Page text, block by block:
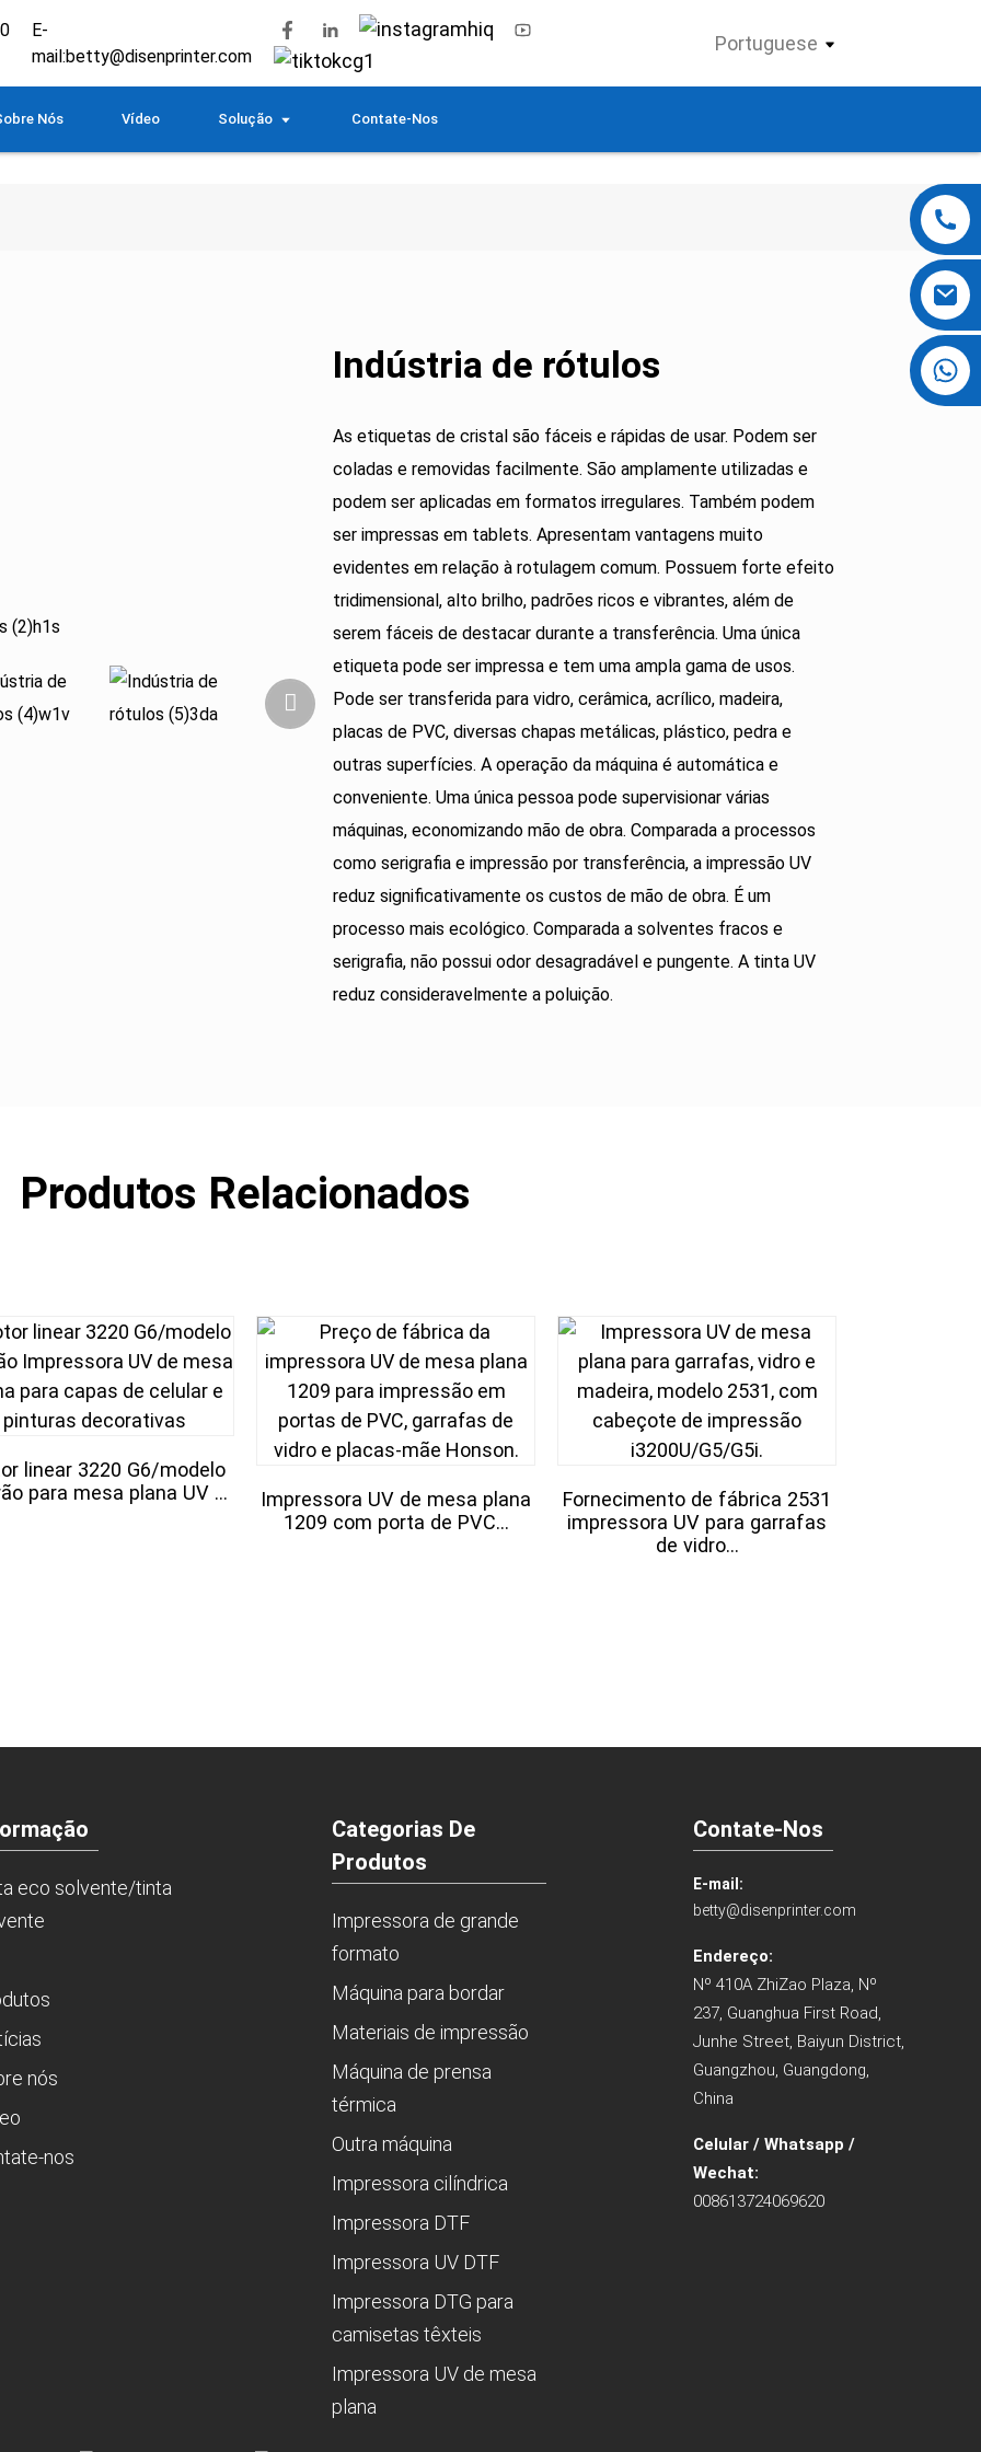
E-
mail:betty@disenprinter.com
Portuguese
Nós Vídeo Solução Contate-Nos
Indústria de rótulos
As etiquetas de cristal são fáceis e rápidas de usar. Podem ser
coladas e removidas facilmente. São amplamente utilizadas e
podem ser aplicadas em formatos irregulares. Também podem
ser impressas em tablets. Apresentam vantagens muito
evidentes em relação à rotulagem comum. Possuem forte efeito
tridimensional, alto brilho, padrões ricos e vibrantes, além de
serem fáceis de destacar durante a transferência. Uma única
etiqueta pode ser impressa e tem uma ampla gama de usos.
Pode ser transferida para vidro, cerâmica, acrílico, madeira,
placas de PVC, diversas chapas metálicas, plástico, pedra e
outras superfícies. A operação da máquina é automática e
conveniente. Uma única pessoa pode supervisionar várias
máquinas, economizando mão de obra. Comparada a processos
como serigrafia e impressão por transferência, a impressão UV
reduz significativamente os custos de mão de obra. É um
processo mais ecológico. Comparada a solventes fracos e
serigrafia, não possui odor desagradável e pungente. A tinta UV
reduz consideravelmente a poluição.
Produtos Relacionados
linear 3220 G6/modelo
para mesa plana UV ...
Impressora UV de mesa plana
1209 com porta de PVC...
Fornecimento de fábrica 2531
impressora UV para garrafas
de vidro...
eco solvente/tinta
nós
nos
Categorias De
Produtos
Impressora de grande
formato
Máquina para bordar
Materiais de impressão
Máquina de prensa
térmica
Outra máquina
Impressora cilíndrica
Impressora DTF
Impressora UV DTF
Impressora DTG para
camisetas têxteis
Impressora UV de mesa
plana
Contate-Nos
E-mail:
betty@disenprinter.com
Endereço:
Nº 410A ZhiZao Plaza, Nº
237, Guanghua First Road,
Junhe Street, Baiyun District,
Guangzhou, Guangdong,
China
Celular / Whatsapp /
Wechat:
008613724069620